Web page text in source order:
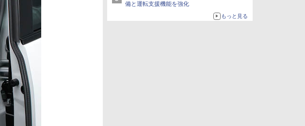
備と運転支援機能を強化
もっと見る